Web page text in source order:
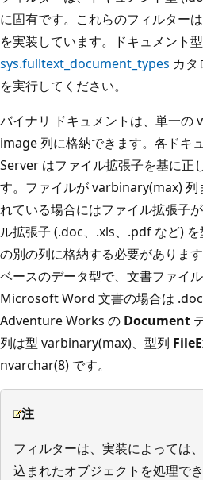
に固有です。これらのフィルター
を実装しています。ドキュメント
sys.fulltext_document_types カタ
を実行してください。
バイナリ ドキュメントは、単一の
image 列に格納できます。各ドキ
Server はファイル拡張子を基に正
す。ファイルが varbinary(max) 列
れている場合にはファイル拡張子
ル拡張子 (.doc、.xls、.pdf など)
の別の列に格納する必要がありま
ベースのデータ型で、文書ファイ
Microsoft Word 文書の場合は .doc)
Adventure Works の Document
列は型 varbinary(max)、型列
nvarchar(8) です。
注
フィルターは、実装によっては
込まれたオブジェクトを処理で